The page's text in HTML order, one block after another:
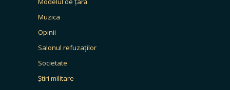
Muzica
Opinii
Salonul refuzaților
Societate
Știri militare